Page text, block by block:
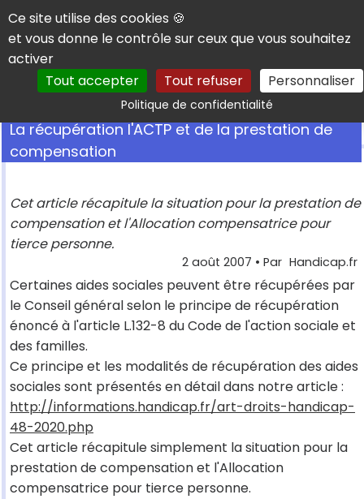
Panneau de gestion des cookies
Ce site utilise des cookies 🍪
et vous donne le contrôle sur ceux que vous souhaitez
activer
Tout accepter
Tout refuser Personnaliser
Politique de confidentialitéRechercher
La récupération l'ACTP et de la prestation de
compensation
Cet article récapitule la situation pour la prestation de
compensation et l'Allocation compensatrice pour
tierce personne.
2 août 2007 • Par Handicap.fr
Certaines aides sociales peuvent être récupérées par
le Conseil général selon le principe de récupération
énoncé à l'article L.132-8 du Code de l'action sociale et
des familles.
Ce principe et les modalités de récupération des aides
sociales sont présentés en détail dans notre article :
http://informations.handicap.fr/art-droits-handicap-
48-2020.php
Cet article récapitule simplement la situation pour la
prestation de compensation et l'Allocation
compensatrice pour tierce personne.